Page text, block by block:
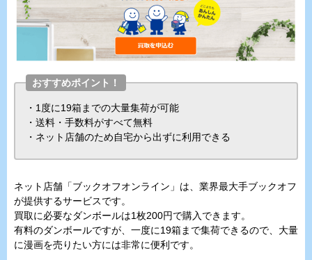
おすすめポイント！
・1度に19箱までの大量集荷が可能
・送料・手数料がすべて無料
・ネット店舗のため自宅から出ずに利用できる
ネット店舗「ブックオフオンライン」は、業界最大手ブックオフ
が提供するサービスです。
買取に必要なダンボールは1枚200円で購入できます。
有料のダンボールですが、一度に19箱まで集荷できるので、大量
に漫画を売りたい方には非常に便利です。